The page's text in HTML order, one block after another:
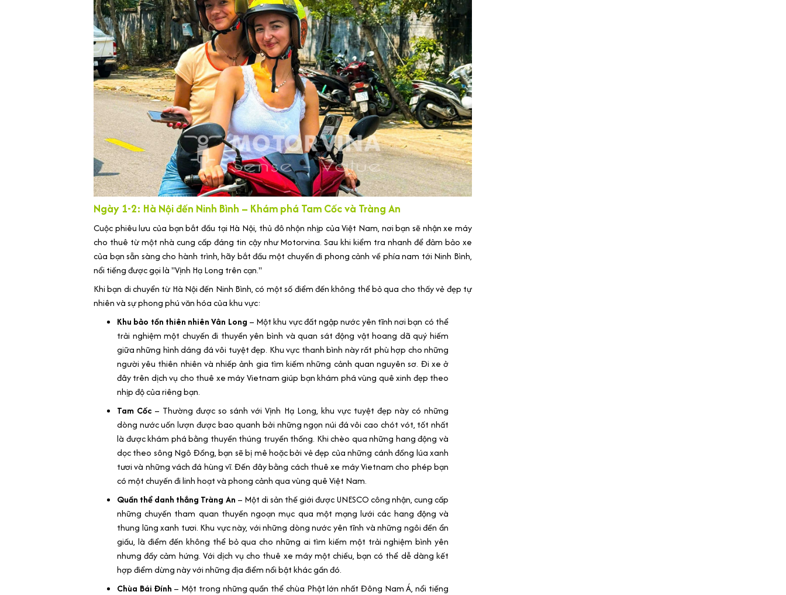
Ngày 1-2: Hà Nội đến Ninh Bình – Khám phá Tam Cốc và Tràng An
Cuộc phiêu lưu của bạn bắt đầu tại Hà Nội, thủ đô nhộn nhịp của Việt Nam, nơi bạn sẽ nhận xe máy
cho thuê từ một nhà cung cấp đáng tin cậy như Motorvina. Sau khi kiểm tra nhanh để đảm bảo xe
của bạn sẵn sàng cho hành trình, hãy bắt đầu một chuyến đi phong cảnh về phía nam tới Ninh Bình,
nổi tiếng được gọi là "Vịnh Hạ Long trên cạn."
Khi bạn di chuyển từ Hà Nội đến Ninh Bình, có một số điểm đến không thể bỏ qua cho thấy vẻ đẹp tự
nhiên và sự phong phú văn hóa của khu vực:
Khu bảo tồn thiên nhiên Vân Long – Một khu vực đất ngập nước yên tĩnh nơi bạn có thể
trải nghiệm một chuyến đi thuyền yên bình và quan sát động vật hoang dã quý hiếm
giữa những hình dáng đá vôi tuyệt đẹp. Khu vực thanh bình này rất phù hợp cho những
người yêu thiên nhiên và nhiếp ảnh gia tìm kiếm những cảnh quan nguyên sơ. Đi xe ở
đây trên dịch vụ cho thuê xe máy Vietnam giúp bạn khám phá vùng quê xinh đẹp theo
nhịp độ của riêng bạn.
Tam Cốc – Thường được so sánh với Vịnh Hạ Long, khu vực tuyệt đẹp này có những
dòng nước uốn lượn được bao quanh bởi những ngọn núi đá vôi cao chót vót, tốt nhất
là được khám phá bằng thuyền thúng truyền thống. Khi chèo qua những hang động và
dọc theo sông Ngô Đồng, bạn sẽ bị mê hoặc bởi vẻ đẹp của những cánh đồng lúa xanh
tươi và những vách đá hùng vĩ. Đến đây bằng cách thuê xe máy Vietnam cho phép bạn
có một chuyến đi linh hoạt và phong cảnh qua vùng quê Việt Nam.
Quần thể danh thắng Tràng An – Một di sản thế giới được UNESCO công nhận, cung cấp
những chuyến tham quan thuyền ngoạn mục qua một mạng lưới các hang động và
thung lũng xanh tươi. Khu vực này, với những dòng nước yên tĩnh và những ngôi đền ẩn
giấu, là điểm đến không thể bỏ qua cho những ai tìm kiếm một trải nghiệm bình yên
nhưng đầy cảm hứng. Với dịch vụ cho thuê xe máy một chiều, bạn có thể dễ dàng kết
hợp điểm dừng này với những địa điểm nổi bật khác gần đó.
Chùa Bái Đính – Một trong những quần thể chùa Phật lớn nhất Đông Nam Á, nổi tiếng